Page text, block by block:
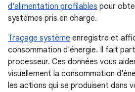
d'alimentation profilables pour
systèmes pris en charge.
Traçage système enregistre et
consommation d'énergie. Il fait
processeur. Ces données vous
visuellement la consommation
les actions qui se produisent dans